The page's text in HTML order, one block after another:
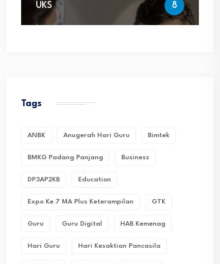
UKS 8
Tags
ANBK Anugerah Hari Guru Bimtek
BMKG Padang Panjang Business
DP3AP2KB Education
Expo Ke 7 MA Plus Keterampilan GTK
Guru Guru Digital HAB Kemenag
Hari Guru Hari Kesaktian Pancasila